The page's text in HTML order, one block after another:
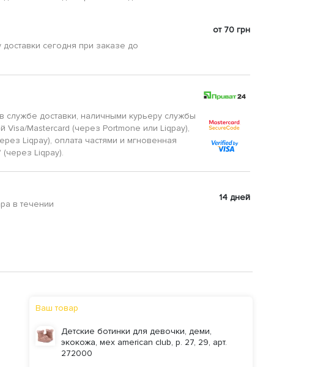
сегодня при заказе до
от 70 грн
службе доставки, наличными курьеру службы
Visa/Mastercard (через Portmone или Liqpay),
Liqpay), оплата частями и мгновенная
(через Liqpay).
в течении
14 дней
Ваш товар
Детские ботинки для девочки, деми,
экокожа, мех american club, р. 27, 29, арт.
272000